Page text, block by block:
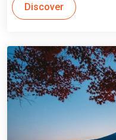
Discover